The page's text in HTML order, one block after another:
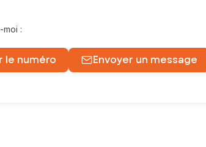
:
le numéro Envoyer un message